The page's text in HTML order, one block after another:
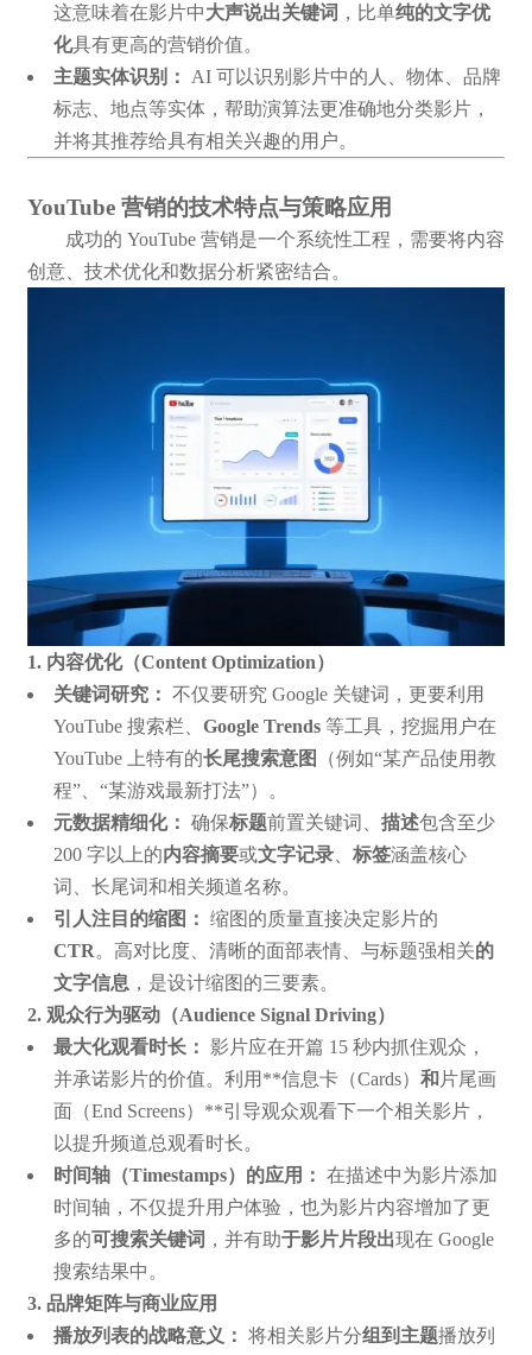
这意味着在影片中大声说出关键词 ，比单纯的文字优
化具有更高的营销价值。
主题实体识别：
AI 可以识别影片中的人、物体、品牌
标志、地点等实体，帮助演算法更准确地分类影片，
并将其推荐给具有相关兴趣的用户。
YouTube 营销的技术特点与策略应用
成功的 YouTube 营销是一个系统性工程，需要将内容
创意、技术优化和数据分析紧密结合。
1. 内容优化（Content Optimization）
关键词研究： 不仅要研究 Google 关键词，更要利用
YouTube 搜索栏、 Google Trends等工具，挖掘用户在
YouTube 上特有的长尾搜索意图
（例如“某产品使用教
程”、“某游戏最新打法”）。
元数据精细化： 确保标题前置关键词、 描述包含至少
200 字以上的内容摘要或文字记录、 标签涵盖核心
词、长尾词和相关频道名称。
引人注目的缩图： 缩图的质量直接决定影片的
CTR 。高对比度、清晰的面部表情、与标题强相关的
文字信息 ，是设计缩图的三要素。
2. 观众行为驱动（Audience Signal Driving）
最大化观看时长： 影片应在开篇 15 秒内抓住观众，
并承诺影片的价值。利用**信息卡（Cards） 和 片尾画
面（End Screens）**引导观众观看下一个相关影片，
以提升频道总观看时长。
时间轴（Timestamps）的应用： 在描述中为影片添加
时间轴，不仅提升用户体验，也为影片内容增加了更
多的可搜索关键词 ，并有助于影片片段出现在 Google
搜索结果中。
3. 品牌矩阵与商业应用
播放列表的战略意义： 将相关影片分组到主题播放列